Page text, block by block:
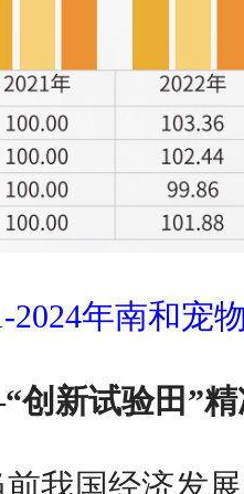
2024年南和宠
新试验田”精
我国经济发